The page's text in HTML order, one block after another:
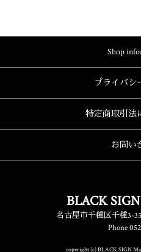
Shop
プライバシ
特定商取引法
お問い
BLACK
名古屋市千種区千種3-
Phone
copyright (c) BLACK SIGN